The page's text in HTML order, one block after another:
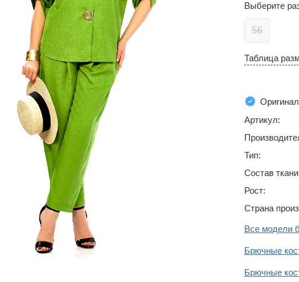
Выберите
56
Таблица
Артикул:
Тип:
Состав
Рост:
Страна
Все модели
Брючные
Брючные